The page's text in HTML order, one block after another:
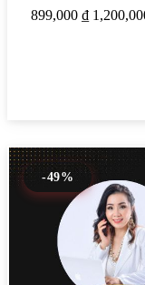
899,000 ₫
-49%